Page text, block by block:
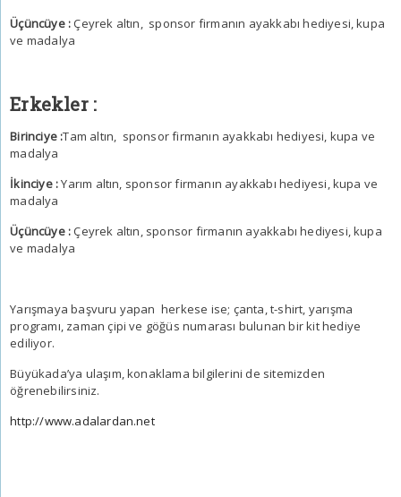
Üçüncüye :Çeyrek altın, sponsor firmanın ayakkabı hediyesi, kupa
ve madalya
Erkekler :
Birinciye :Tam altın, sponsor firmanın ayakkabı hediyesi, kupa ve
madalya
İkinciye :Yarım altın, sponsor firmanın ayakkabı hediyesi, kupa ve
madalya
Üçüncüye :Çeyrek altın, sponsor firmanın ayakkabı hediyesi, kupa
ve madalya
Yarışmaya başvuru yapan herkese ise; çanta, t-shirt, yarışma
programı, zaman çipi ve göğüs numarası bulunan bir kit hediye
ediliyor.
Büyükada’ya ulaşım, konaklama bilgilerini de sitemizden
öğrenebilirsiniz.
http://www.adalardan.net